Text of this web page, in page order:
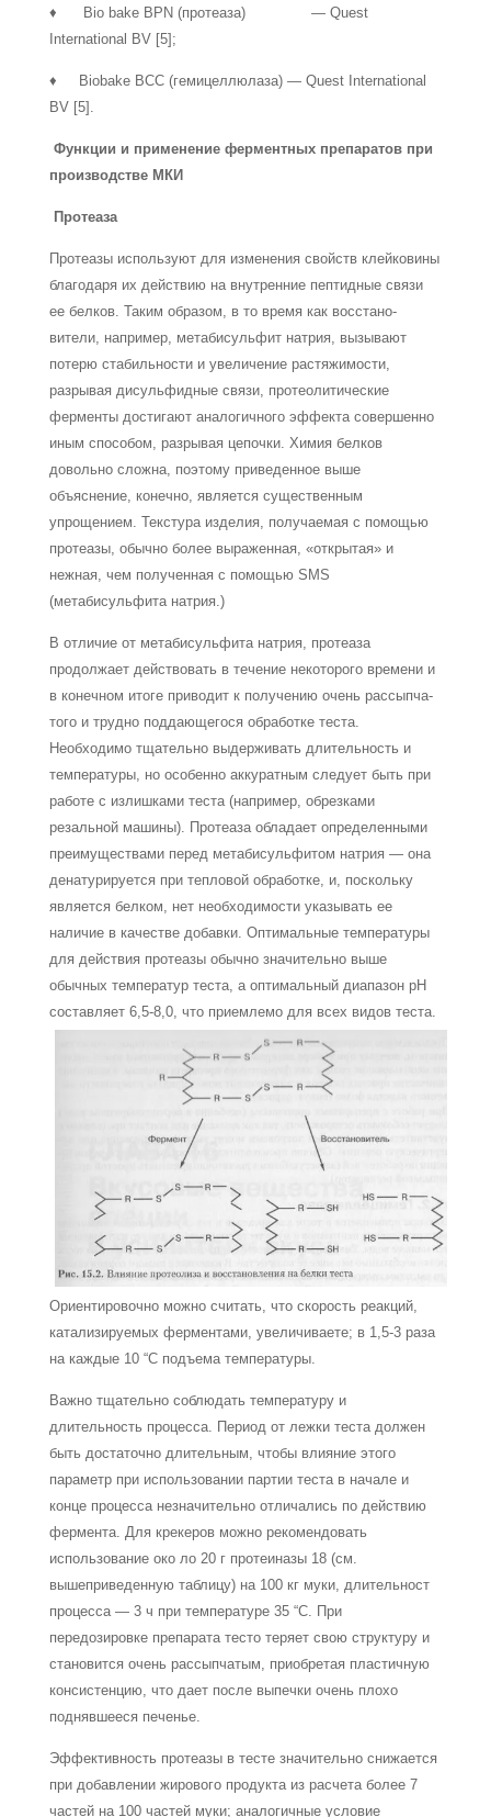
♦ Bio bake BPN (протеаза) — Quest
International BV [5];
♦ Biobake BCC (гемицеллюлаза) — Quest International
BV [5].
Функции и применение ферментных препаратов при
производстве МКИ
Протеаза
Протеазы используют для изменения свойств клейковины
благодаря их действию на внутренние пептидные связи
ее белков. Таким образом, в то время как восстано­
вители, например, метабисульфит натрия, вызывают
потерю ста­бильности и увеличение растяжимости,
разрывая дисульфидные связи, протеолитические
ферменты достигают аналогичного эффекта совершенно
иным способом, разрывая цепочки. Химия белков
довольно сложна, поэтому приведенное выше
объяснение, конечно, является существенным
упрощением. Текстура изделия, полу­чаемая с помощью
протеазы, обычно более выраженная, «открытая» и
нежная, чем полученная с помощью SMS
(метабисульфита натрия.)
В отличие от метабисульфита натрия, протеаза
продолжает действовать в течение некоторого времени и
в конечном итоге приводит к получению очень рассыпча­
того и трудно поддающегося обработке теста.
Необходимо тщательно выдерживать длительность и
температуры, но особенно аккуратным следует быть при
работе с излишками теста (например, обрезками
резальной машины). Протеаза обладает оп­ределенными
преимуществами перед метабисульфитом натрия — она
денатуриру­ется при тепловой обработке, и, поскольку
является белком, нет необходимости ука­зывать ее
наличие в качестве добавки. Оптимальные температуры
для действия протеазы обычно значительно выше
обычных температур теста, а оптимальный диапазон рН
составляет 6,5-8,0, что приемлемо для всех видов теста.
Ориентировочно можно считать, что скорость реакций,
катализируемых ферментами, увеличиваете; в 1,5-3 раза
на каждые 10 “С подъема температуры.
Важно тщательно соблюдать температуру и
длительность процесса. Период от лежки теста должен
быть достаточно длительным, чтобы влияние этого
параметр при использовании партии теста в начале и
конце процесса незначительно отличались по действию
фермента. Для крекеров можно рекомендовать
использование око ло 20 г протеиназы 18 (см.
вышеприведенную таблицу) на 100 кг муки, длительност
процесса — 3 ч при температуре 35 “С. При
передозировке препарата тесто теряет свою структуру и
становится очень рассыпчатым, приобретая пластичную
консистенцию, что дает после выпечки очень плохо
поднявшееся печенье.
Эффективность протеазы в тесте значительно снижается
при добавлении жирового продукта из расчета более 7
частей на 100 частей муки; аналогичные условие